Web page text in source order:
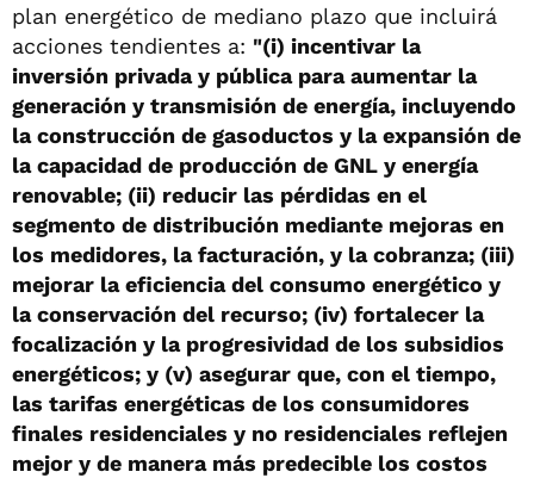
plan energético de mediano plazo que incluirá
acciones tendientes a: "(i) incentivar la
inversión privada y pública para aumentar la
generación y transmisión de energía, incluyendo
la construcción de gasoductos y la expansión de
la capacidad de producción de GNL y energía
renovable; (ii) reducir las pérdidas en el
segmento de distribución mediante mejoras en
los medidores, la facturación, y la cobranza; (iii)
mejorar la eficiencia del consumo energético y
la conservación del recurso; (iv) fortalecer la
focalización y la progresividad de los subsidios
energéticos; y (v) asegurar que, con el tiempo,
las tarifas energéticas de los consumidores
finales residenciales y no residenciales reflejen
mejor y de manera más predecible los costos